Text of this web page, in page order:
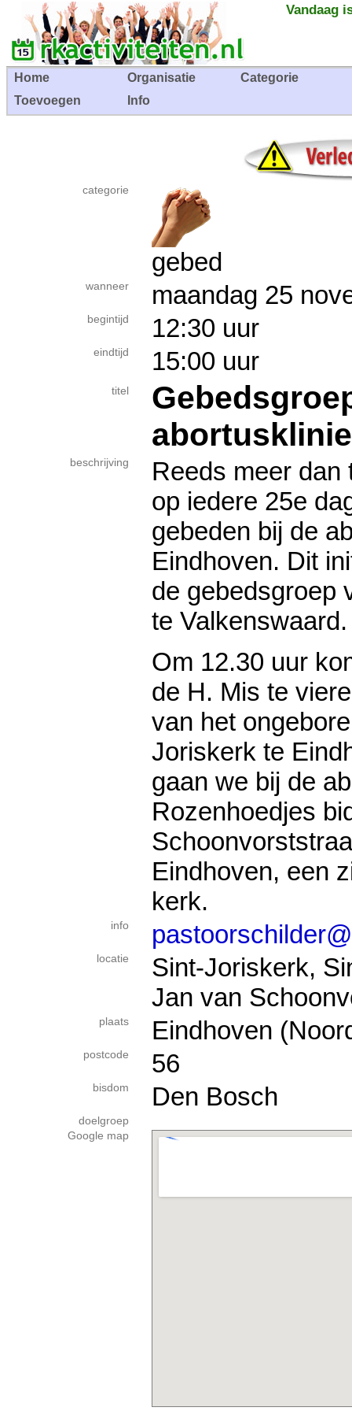
Vandaag
Home Organisatie
Categorie
Toevoegen
Info
categorie
gebed
wanneer maandag 25
begintijd 12:30 uur
eindtijd 15:00 uur
titel
beschrijving
Reeds meer dan
op iedere 25e
gebeden bij de
Eindhoven. Dit
de gebedsgroep
te Valkenswaard.
Om 12.30 uur
de H. Mis te
van het
Joriskerk te
gaan we bij de
Rozenhoedjes
Eindhoven, een
kerk.
info
locatie
Sint-Joriskerk,
Jan van
plaats Eindhoven
postcode 56
bisdom Den Bosch
doelgroep
Google map